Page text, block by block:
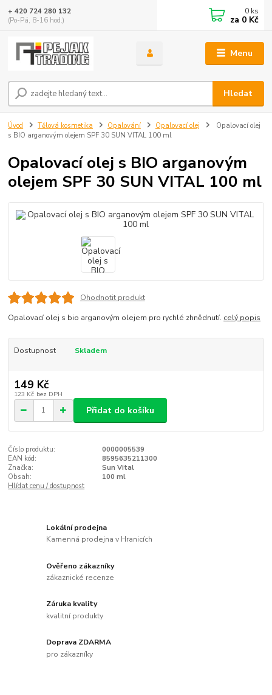
Menu
Hledat
+ 420 724 280 132
(Po-Pá, 8-16 hod.)
0 ks
za 0 Kč
Úvod Tělová kosmetika Opalování Opalovací olej
Opalovací olej
s BIO arganovým olejem SPF 30 SUN VITAL 100 ml
Opalovací olej s BIO arganovým
olejem SPF 30 SUN VITAL 100 ml
Ohodnotit produkt
Opalovací olej s bio arganovým olejem pro rychlé zhnědnutí. celý popis
Dostupnost Skladem
149 Kč
123 Kč bez DPH
Přidat do košíku
Číslo produktu:
0000005539
EAN kód:
8595635211300
Značka:
Sun Vital
Obsah:
100 ml
Hlídat cenu / dostupnost
Lokální prodejna
Kamenná prodejna v Hranicích
Ověřeno zákazníky
zákaznické recenze
Záruka kvality
kvalitní produkty
Doprava ZDARMA
pro zákazníky